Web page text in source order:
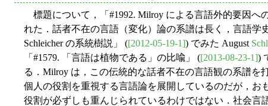
標題について，「#1992. Milroy による言語外的要因へ
れた．話者不在の言語（変化）論の系譜は長く，言語学
Schleicher の系統樹説」 ([2012-05-19-1]) でみた August
「#1579. 「言語は植物である」の比喩」 ([2013-08-23-1])
る．Milroy は，この伝統的な話者不在の言語観の系譜を
個人の役割を重視する言語論を展開しているのだが，お
役割が必ずしも重んじられているわけではない．社会言